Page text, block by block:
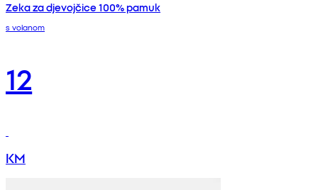
Zeka za djevojčice 100% pamuk
s volanom
12
KM